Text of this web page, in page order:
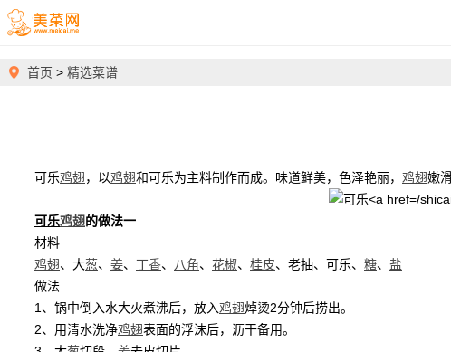
首页 > 精选菜谱
可乐鸡翅 ，以鸡翅和可乐为主料制作而成。味道鲜美，色泽艳丽， 鸡翅嫩
可乐鸡翅的做法一
材料
鸡翅、大葱、 姜、 丁香、 八角、 花椒、 桂皮、老抽、可乐、 糖、 盐
做法
1、锅中倒入水大火煮沸后，放入鸡翅焯烫2分钟后捞出。
2、用清水洗净鸡翅表面的浮沫后，沥干备用。